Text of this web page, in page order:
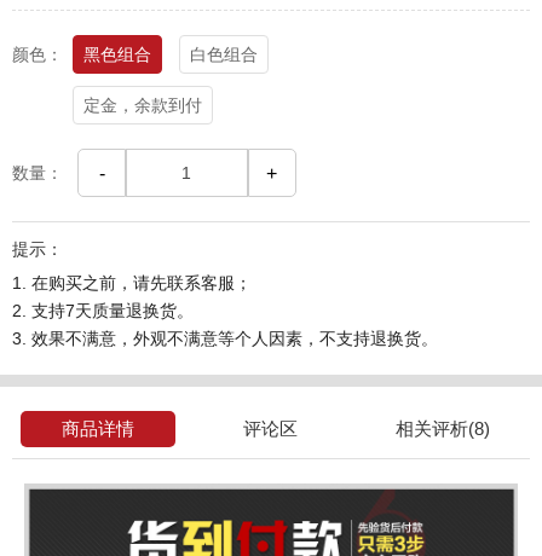
颜色： 黑色组合 白色组合
定金，余款到付
数量： - +
提示：
1. 在购买之前，请先联系客服；
2. 支持7天质量退换货。
3. 效果不满意，外观不满意等个人因素，不支持退换货。
商品详情 评论区 相关评析(8)